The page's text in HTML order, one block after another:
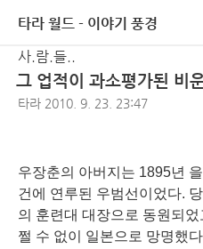
타라 월드 - 이야기 풍경
사.람.들..
그 업적이 과소평가된 비
타라 2010. 9. 23. 23:47
우장춘의 아버지는 1895년
건에 연루된 우범선이었다.
의 훈련대 대장으로 동원되었
쩔 수 없이 일본으로 망명했